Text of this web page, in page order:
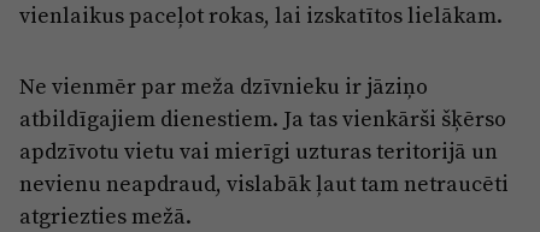
vienlaikus paceļot rokas, lai izskatītos lielākam.
Ne vienmēr par meža dzīvnieku ir jāziņo
atbildīgajiem dienestiem. Ja tas vienkārši šķērso
apdzīvotu vietu vai mierīgi uzturas teritorijā un
nevienu neapdraud, vislabāk ļaut tam netraucēti
atgriezties mežā.